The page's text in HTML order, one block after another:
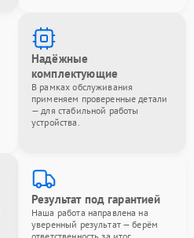
Надёжные
комплектующие
В рамках обслуживания
применяем проверенные детали
— для стабильной работы
устройства.
Результат под гарантией
Наша работа направлена на
уверенный результат — берём